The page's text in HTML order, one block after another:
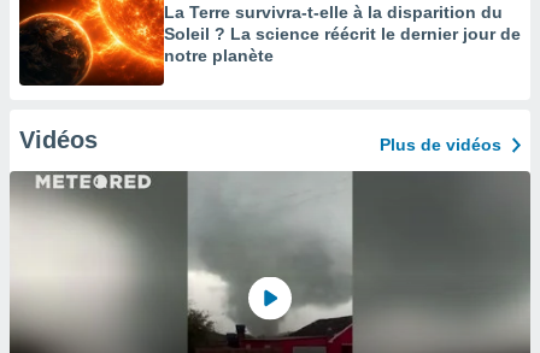
La Terre survivra-t-elle à la disparition du
Soleil ? La science réécrit le dernier jour de
notre planète
Vidéos Plus de vidéos